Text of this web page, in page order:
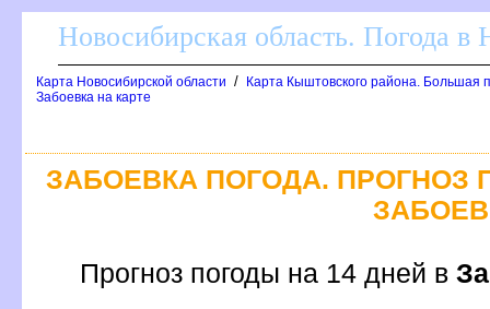
Новосибирская область. Погода в
Карта Новосибирской области /
Карта Кыштовского района. Большая
Забоевка на карте
ЗАБОЕВКА ПОГОДА. ПРОГНОЗ
Прогноз погоды на 14 дней